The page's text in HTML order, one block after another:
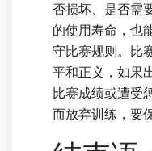
否损坏、是否需
的使用寿命，也
守比赛规则。比
平和正义，如果
比赛成绩或遭受
而放弃训练，要